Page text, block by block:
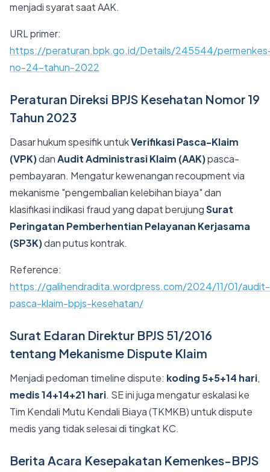
menjadi syarat saat AAK.
URL primer:
https://peraturan.bpk.go.id/Details/245544/
no-24-tahun-2022
Peraturan Direksi BPJS Kesehatan Nomor 19
Tahun 2023
Dasar hukum spesifik untukVerifikasi Pasca-Klaim
(VPK)danAudit Administrasi Klaim (AAK)pasca-
pembayaran. Mengatur kewenangan recoupment via
mekanisme "pengembalian kelebihan biaya" dan
klasifikasi indikasi fraud yang dapat berujungSurat
Peringatan Pemberhentian Pelayanan Kerjasama
(SP3K)dan putus kontrak.
Reference:
https://galihendradita.wordpress.com/2024/11/01/audit-
pasca-klaim-bpjs-kesehatan/
Surat Edaran Direktur BPJS 51/2016
tentang Mekanisme Dispute Klaim
Menjadi pedoman timeline dispute: koding 5+5+14 hari,
medis 14+14+21 hari. SE ini juga mengatur eskalasi ke
Tim Kendali Mutu Kendali Biaya (TKMKB) untuk dispute
medis yang tidak selesai di tingkat KC.
Berita Acara Kesepakatan Kemenkes-BPJS